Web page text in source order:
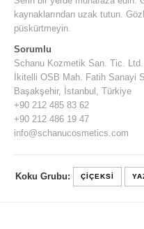
kaynaklarından uzak tutun.
püskürtmeyin.
Sorumlu
Schanu Kozmetik San. Tic.
İkitelli OSB Mah. Fatih Sanayi
Başakşehir, İstanbul, Türkiye
+90 212 485 83 62
+90 212 486 19 47
info@schanucosmetics.com
Koku Grubu: ÇIÇEKSI